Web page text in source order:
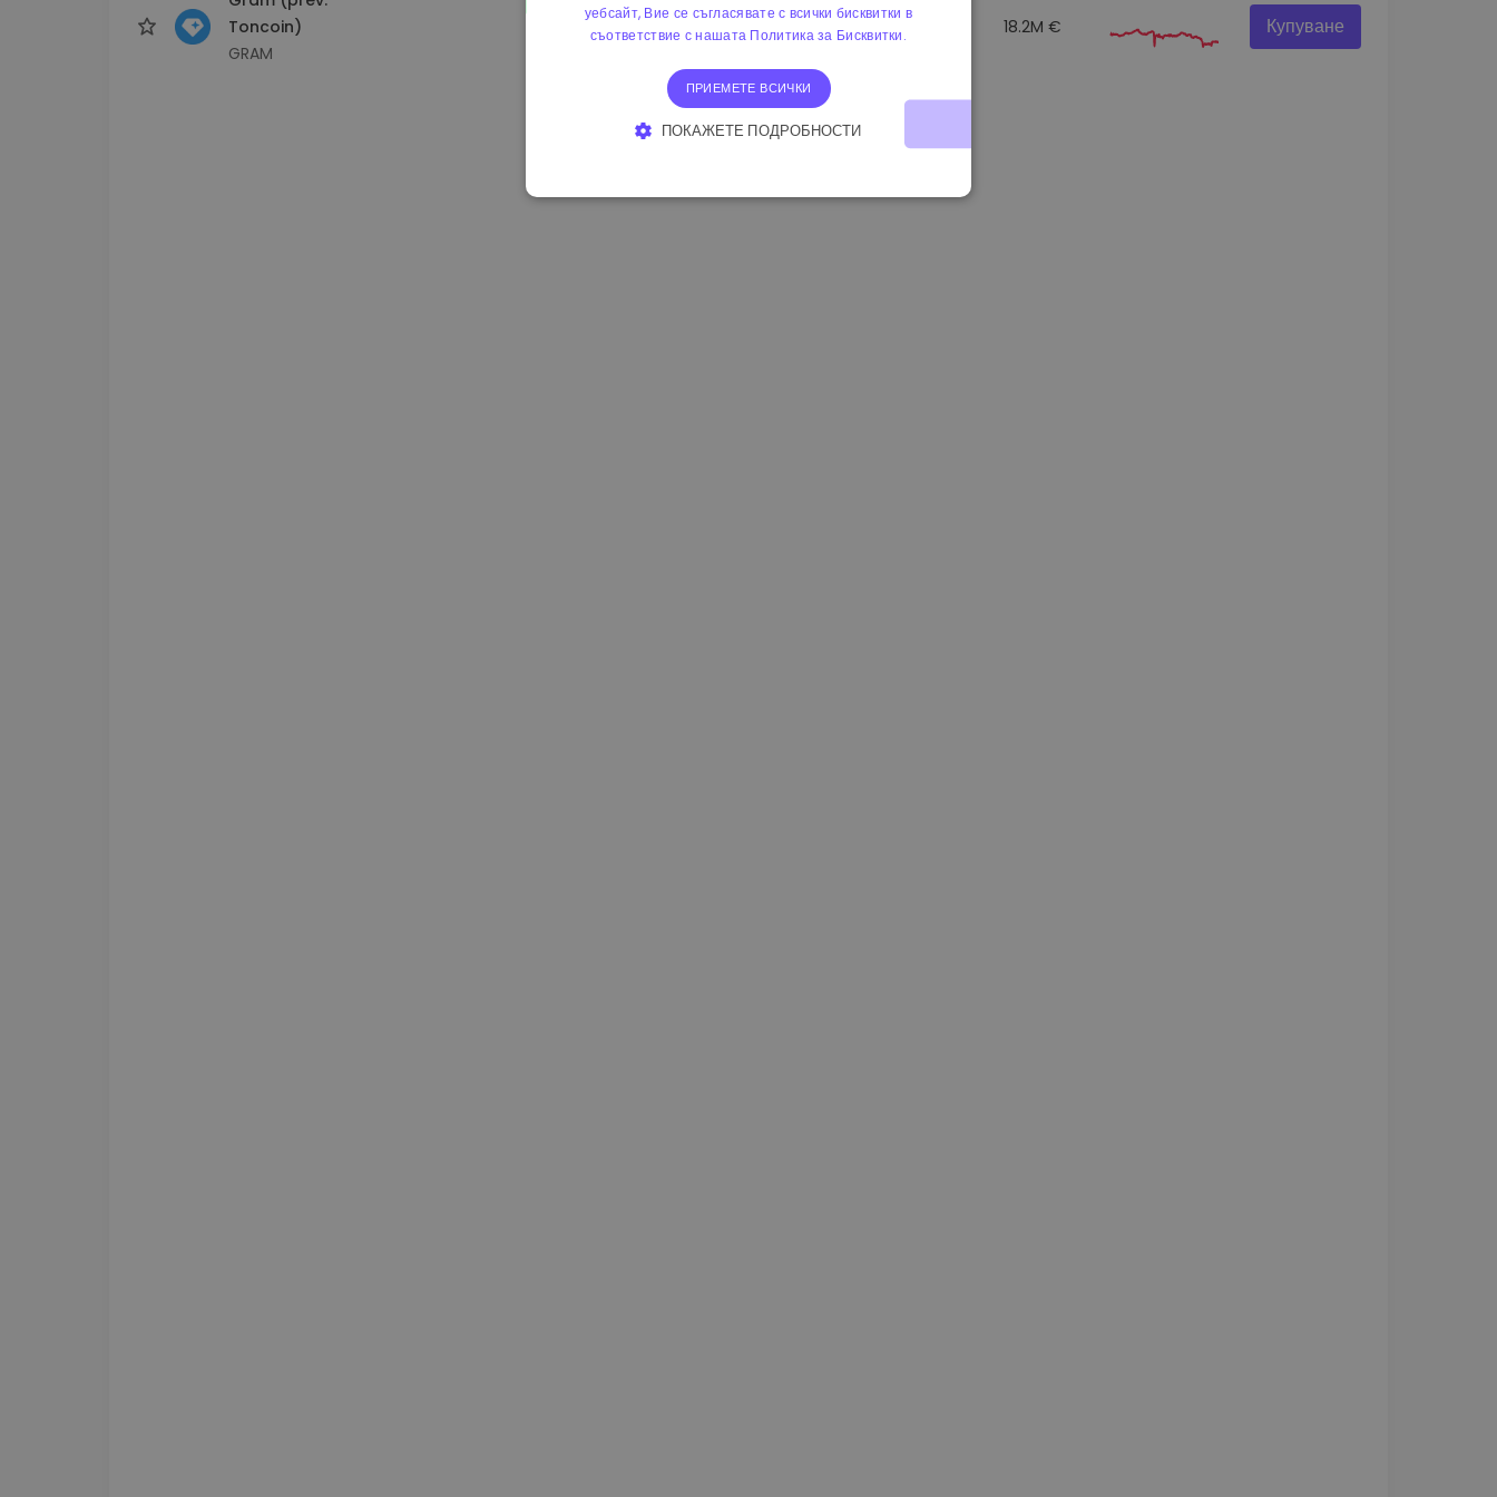
Toncoin)
GRAM
1.170000 € +2.60% 18.2M € Купуване
уебсайт, Вие се съгласявате с всички бисквитки в
съответствие с нашата Политика за Бисквитки.
ПРИЕМЕТЕ ВСИЧКИ
ПОКАЖЕТЕ ПОДРОБНОСТИ